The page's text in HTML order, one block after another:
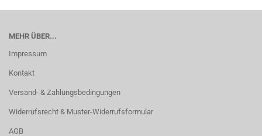
MEHR ÜBER...
Impressum
Kontakt
Versand- & Zahlungsbedingungen
Widerrufsrecht & Muster-Widerrufsformular
AGB